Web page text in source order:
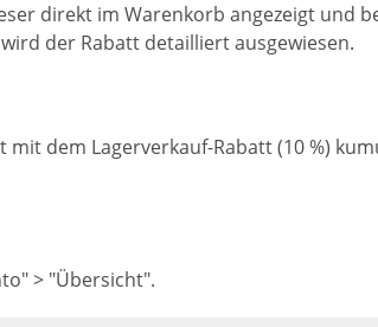
direkt im Warenkorb angezeigt und
der Rabatt detailliert ausgewiesen.
dem Lagerverkauf-Rabatt (10 %)
> "Übersicht".